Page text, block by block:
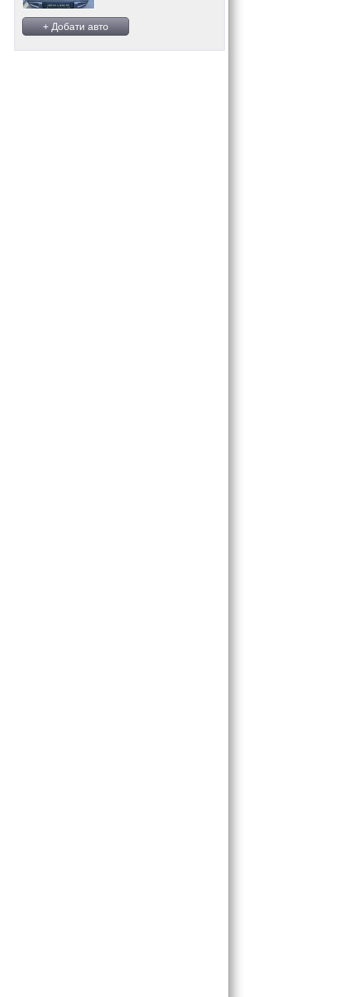
+ Добати авто